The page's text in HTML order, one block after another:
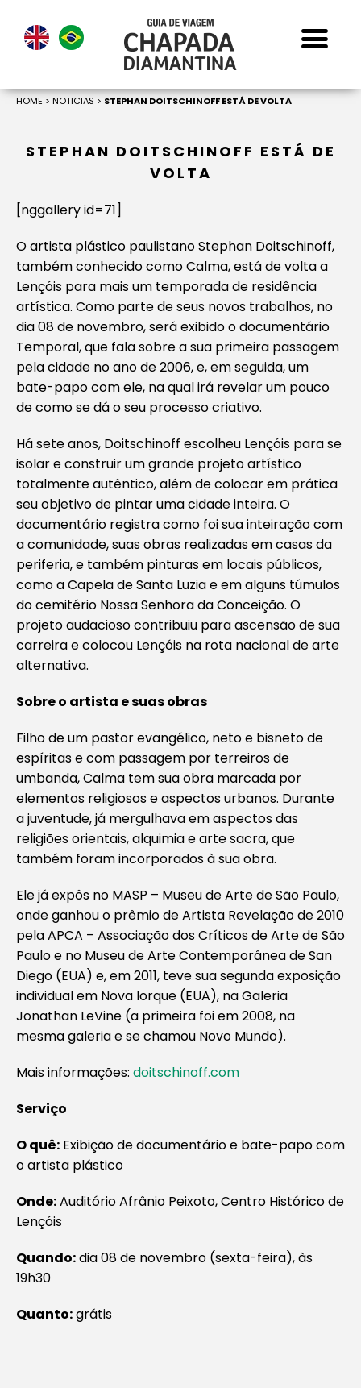
HOME > NOTICIAS > STEPHAN DOITSCHINOFF ESTÁ DE VOLTA
STEPHAN DOITSCHINOFF ESTÁ DE
VOLTA
[nggallery id=71]
O artista plástico paulistano Stephan Doitschinoff,
também conhecido como Calma, está de volta a
Lençóis para mais um temporada de residência
artística. Como parte de seus novos trabalhos, no
dia 08 de novembro, será exibido o documentário
Temporal, que fala sobre a sua primeira passagem
pela cidade no ano de 2006, e, em seguida, um
bate-papo com ele, na qual irá revelar um pouco
de como se dá o seu processo criativo.
Há sete anos, Doitschinoff escolheu Lençóis para se
isolar e construir um grande projeto artístico
totalmente autêntico, além de colocar em prática
seu objetivo de pintar uma cidade inteira. O
documentário registra como foi sua inteiração com
a comunidade, suas obras realizadas em casas da
periferia, e também pinturas em locais públicos,
como a Capela de Santa Luzia e em alguns túmulos
do cemitério Nossa Senhora da Conceição. O
projeto audacioso contribuiu para ascensão de sua
carreira e colocou Lençóis na rota nacional de arte
alternativa.
Sobre o artista e suas obras
Filho de um pastor evangélico, neto e bisneto de
espíritas e com passagem por terreiros de
umbanda, Calma tem sua obra marcada por
elementos religiosos e aspectos urbanos. Durante
a juventude, já mergulhava em aspectos das
religiões orientais, alquimia e arte sacra, que
também foram incorporados à sua obra.
Ele já expôs no MASP – Museu de Arte de São Paulo,
onde ganhou o prêmio de Artista Revelação de 2010
pela APCA – Associação dos Críticos de Arte de São
Paulo e no Museu de Arte Contemporânea de San
Diego (EUA) e, em 2011, teve sua segunda exposição
individual em Nova Iorque (EUA), na Galeria
Jonathan LeVine (a primeira foi em 2008, na
mesma galeria e se chamou Novo Mundo).
Mais informações: doitschinoff.com
Serviço
O quê: Exibição de documentário e bate-papo com
o artista plástico
Onde:Auditório Afrânio Peixoto, Centro Histórico de
Lençóis
Quando:dia 08 de novembro (sexta-feira), às
19h30
Quanto:grátis